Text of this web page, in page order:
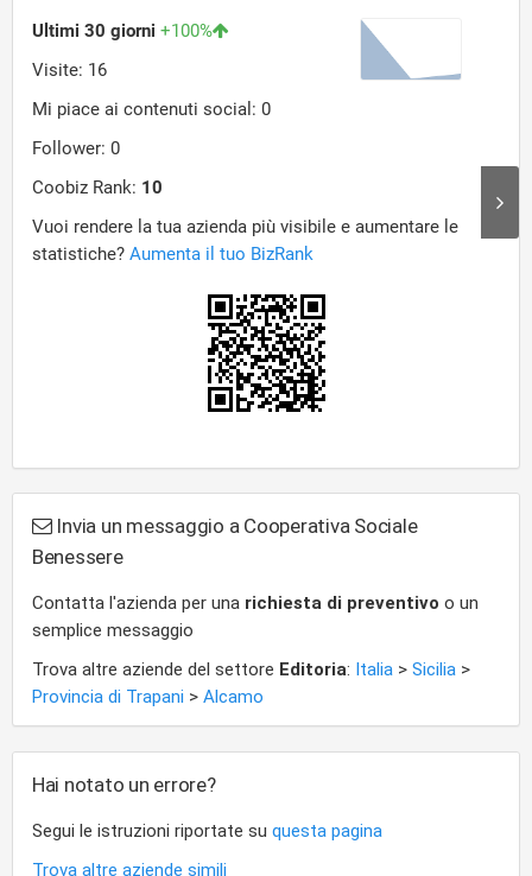
Invia un messaggio a Cooperativa Sociale
Benessere
Contatta l'azienda per una richiesta di preventivo o un
semplice messaggio
Trova altre aziende del settore Editoria: Italia > Sicilia >
Provincia di Trapani > Alcamo
Hai notato un errore?
Segui le istruzioni riportate su questa pagina
Trova altre aziende simili